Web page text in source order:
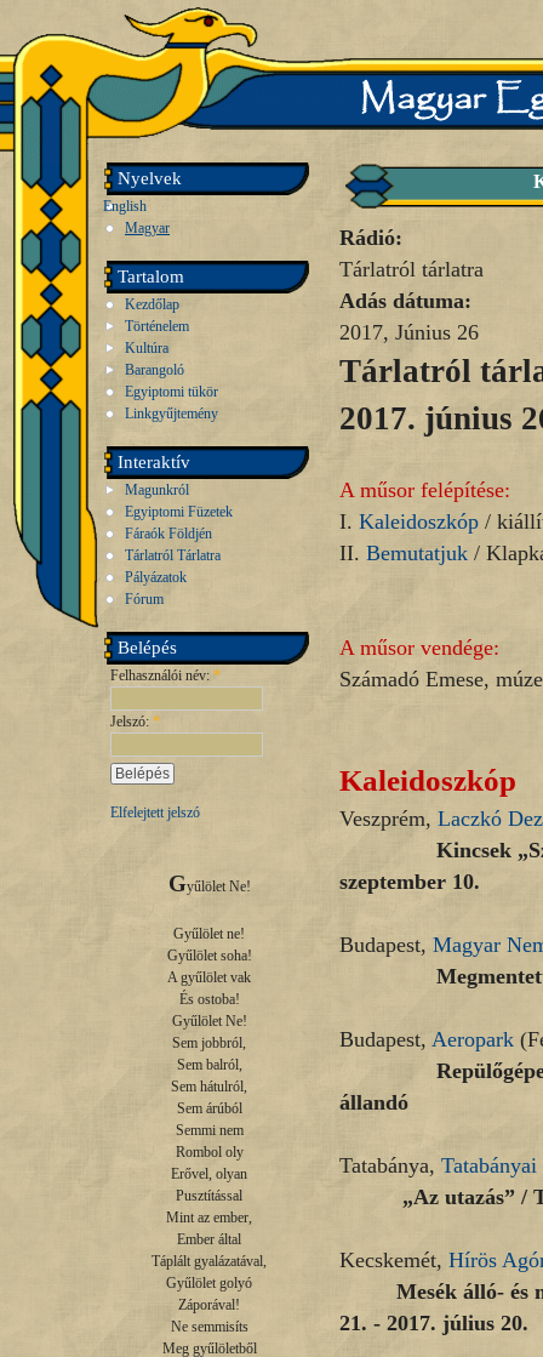
Nyelvek
English
Magyar
Tartalom
Kezdőlap
Történelem
Kultúra
Barangoló
Egyiptomi tükör
Linkgyűjtemény
Interaktív
Magunkról
Egyiptomi Füzetek
Fáraók Földjén
Tárlatról Tárlatra
Pályázatok
Fórum
Belépés
Felhasználói név: *
Jelszó: *
Elfelejtett jelszó
Gyűlölet Ne!
Gyűlölet ne!
Gyűlölet soha!
A gyűlölet vak
És ostoba!
Gyűlölet Ne!
Sem jobbról,
Sem balról,
Sem hátulról,
Sem árúból
Semmi nem
Rombol oly
Erővel, olyan
Pusztítással
Mint az ember,
Ember által
Táplált gyalázatával,
Gyűlölet golyó
Záporával!
Ne semmisíts
Meg gyűlöletből
Rádió:
Tárlatról tárlatra
Adás dátuma:
2017, Június 26
Tárlatról
2017. június
A műsor felépítése:
I. Kaleidoszkóp /
II. Bemutatjuk /
A műsor vendége:
Számadó Emese,
Kaleidoszkóp
Veszprém, Laczkó
Kincsek „Szent
szeptember 10.
Budapest, Magyar
Megmentett
Budapest, Aeropark
Repülőgépek és
állandó
Tatabánya,
„Az utazás” /
Kecskemét, Hírös
Mesék álló- és
21. - 2017. július 20.